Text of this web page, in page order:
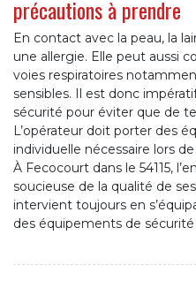
précautions à prendre
En contact avec la peau, la
une allergie. Elle peut aussi
voies respiratoires
sensibles. Il est donc
sécurité pour éviter que de
L’opérateur doit porter des
individuelle nécessaire lors
À Fecocourt dans le 54115,
soucieuse de la qualité de
intervient toujours en
des équipements de sécurité